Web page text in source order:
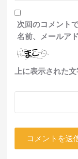
次回のコメント
名前、メールア
上に表示された